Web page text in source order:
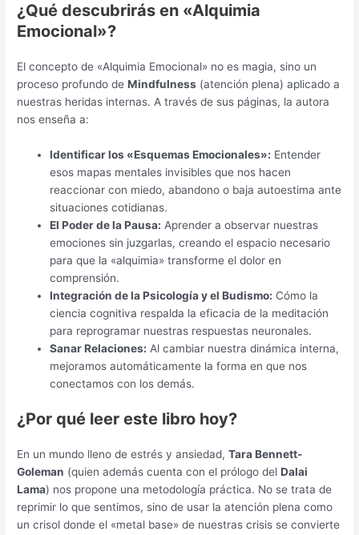
¿Qué descubrirás en «Alquimia
Emocional»?
El concepto de «Alquimia Emocional» no es magia, sino un
proceso profundo deMindfulness (atención plena) aplicado a
nuestras heridas internas. A través de sus páginas, la autora
nos enseña a:
Identificar los «Esquemas Emocionales»: Entender
esos mapas mentales invisibles que nos hacen
reaccionar con miedo, abandono o baja autoestima ante
situaciones cotidianas.
El Poder de la Pausa: Aprender a observar nuestras
emociones sin juzgarlas, creando el espacio necesario
para que la «alquimia» transforme el dolor en
comprensión.
Integración de la Psicología y el Budismo: Cómo la
ciencia cognitiva respalda la eficacia de la meditación
para reprogramar nuestras respuestas neuronales.
Sanar Relaciones: Al cambiar nuestra dinámica interna,
mejoramos automáticamente la forma en que nos
conectamos con los demás.
¿Por qué leer este libro hoy?
En un mundo lleno de estrés y ansiedad,Tara Bennett-
Goleman (quien además cuenta con el prólogo delDalai
Lama) nos propone una metodología práctica. No se trata de
reprimir lo que sentimos, sino de usar la atención plena como
un crisol donde el «metal base» de nuestras crisis se convierte